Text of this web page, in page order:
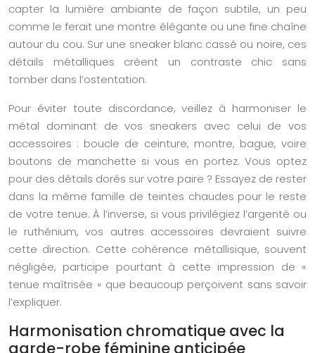
capter la lumière ambiante de façon subtile, un peu
comme le ferait une montre élégante ou une fine chaîne
autour du cou. Sur une sneaker blanc cassé ou noire, ces
détails métalliques créent un contraste chic sans
tomber dans l’ostentation.
Pour éviter toute discordance, veillez à harmoniser le
métal dominant de vos sneakers avec celui de vos
accessoires : boucle de ceinture, montre, bague, voire
boutons de manchette si vous en portez. Vous optez
pour des détails dorés sur votre paire ? Essayez de rester
dans la même famille de teintes chaudes pour le reste
de votre tenue. À l’inverse, si vous privilégiez l’argenté ou
le ruthénium, vos autres accessoires devraient suivre
cette direction. Cette cohérence métallisique, souvent
négligée, participe pourtant à cette impression de «
tenue maîtrisée » que beaucoup perçoivent sans savoir
l’expliquer.
Harmonisation chromatique avec la
garde-robe féminine anticipée